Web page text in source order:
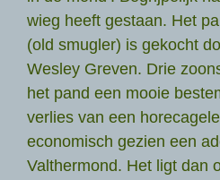
wieg heeft gestaan. Het
(old smugler) is gekocht
Wesley Greven. Drie
het pand een mooie
verlies van een
economisch gezien een
Valthermond. Het ligt dan